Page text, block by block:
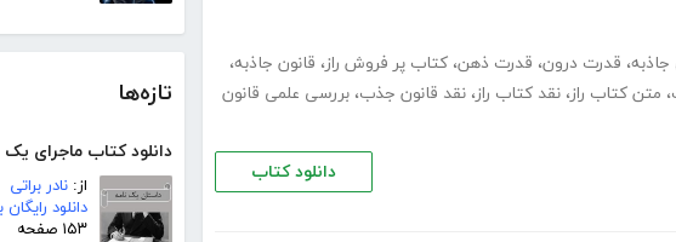
تازه‌ها
دانلود کتاب ماجرای یک
از: نادر براتی
دانلود
۱۵۳ صفحه
جاذبه، قدرت درون، قدرت ذهن، کتاب پر فروش راز، قانون جاذبه،
، متن کتاب راز، نقد کتاب راز، نقد قانون جذب، بررسی علمی قانون
دانلود کتاب